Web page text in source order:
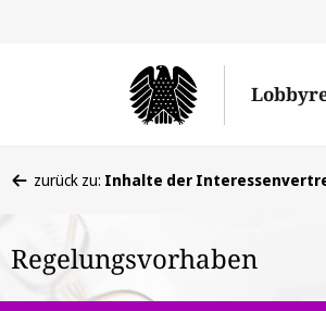
befinden
hier:
zurück zu: Inhalte der
Regelungsvorhaben